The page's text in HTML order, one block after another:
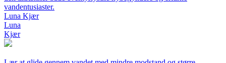
vandentusiaster.
Luna Kjær
Luna
Kjær